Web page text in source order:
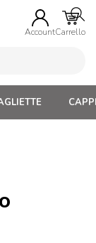
AccountCarrello